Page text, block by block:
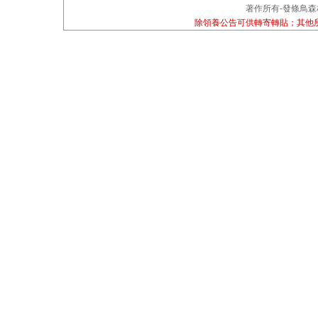
著作所有-發條鳥
除領養公告可供轉寄轉貼；其